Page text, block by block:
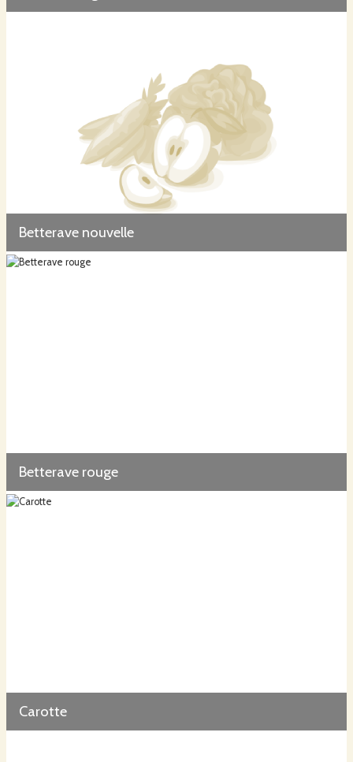
Betterave nouvelle
Betterave rouge
Carotte